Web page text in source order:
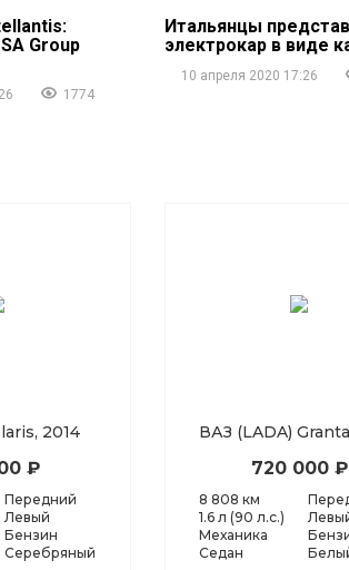
Group
1774
Итальянцы
электрокар в виде
10 апреля 2020 17:26
2014
₽
Передний
Левый
Бензин
Серебряный
ВАЗ (LADA)
720 000 ₽
8 808 км
1.6 л (90 л.с.)
Механика
Седан